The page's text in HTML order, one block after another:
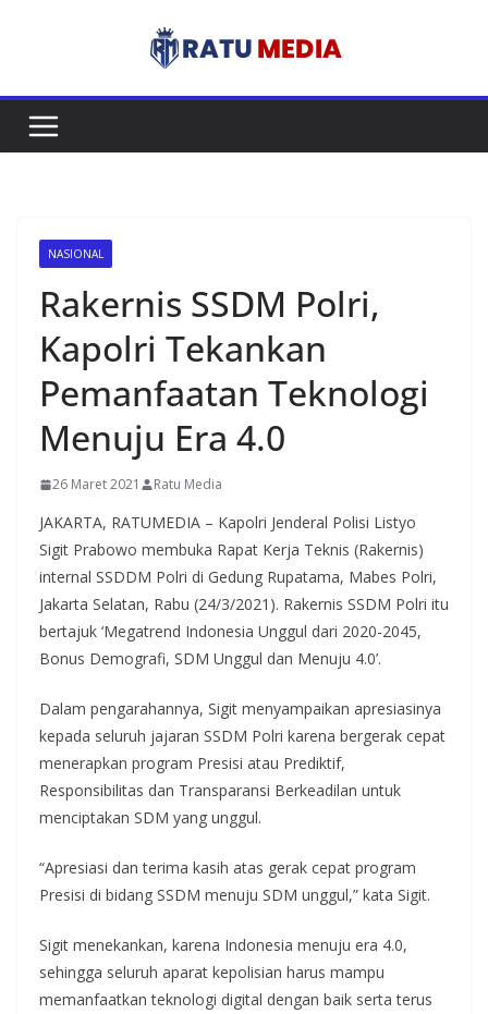
NASIONAL
Rakernis SSDM Polri,
Kapolri Tekankan
Pemanfaatan Teknologi
Menuju Era 4.0
26 Maret 2021 Ratu Media
JAKARTA, RATUMEDIA – Kapolri Jenderal Polisi Listyo
Sigit Prabowo membuka Rapat Kerja Teknis (Rakernis)
internal SSDDM Polri di Gedung Rupatama, Mabes Polri,
Jakarta Selatan, Rabu (24/3/2021). Rakernis SSDM Polri itu
bertajuk ‘Megatrend Indonesia Unggul dari 2020-2045,
Bonus Demografi, SDM Unggul dan Menuju 4.0’.
Dalam pengarahannya, Sigit menyampaikan apresiasinya
kepada seluruh jajaran SSDM Polri karena bergerak cepat
menerapkan program Presisi atau Prediktif,
Responsibilitas dan Transparansi Berkeadilan untuk
menciptakan SDM yang unggul.
“Apresiasi dan terima kasih atas gerak cepat program
Presisi di bidang SSDM menuju SDM unggul,” kata Sigit.
Sigit menekankan, karena Indonesia menuju era 4.0,
sehingga seluruh aparat kepolisian harus mampu
memanfaatkan teknologi digital dengan baik serta terus